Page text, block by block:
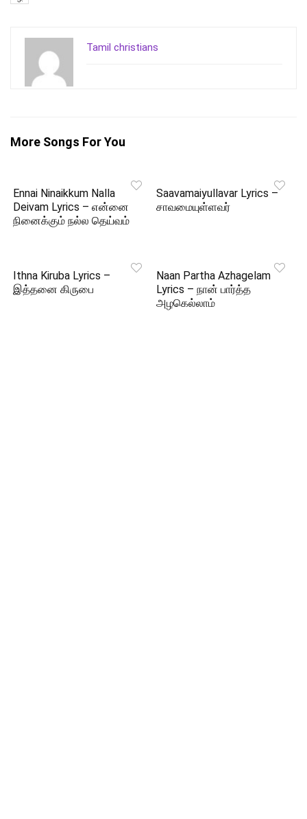
Tamil christians
More Songs For You
Ennai Ninaikkum Nalla
Deivam Lyrics – என்னை
நினைக்கும் நல்ல தெய்வம்
Saavamaiyullavar Lyrics –
சாவமையுள்ளவர்
Ithna Kiruba Lyrics –
இத்தனை கிருபை
Naan Partha Azhagelam
Lyrics – நான் பார்த்த
அழகெல்லாம்